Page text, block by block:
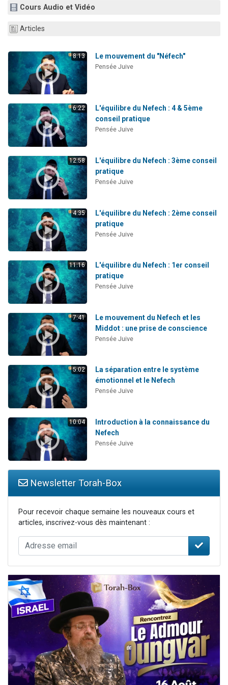
12 nouvelles musiques dans Torah-Box Music
Cours Audio et Vidéo
Articles
8:13 Le mouvement du "Néfech"
Pensée Juive
6:22
L'équilibre du Nefech : 4 & 5ème
conseil pratique
Pensée Juive
12:58
L'équilibre du Nefech : 3ème conseil
pratique
Pensée Juive
4:35
L'équilibre du Nefech : 2ème conseil
pratique
Pensée Juive
11:16
L'équilibre du Nefech : 1er conseil
pratique
Pensée Juive
7:41
Le mouvement du Nefech et les
Middot : une prise de conscience
Pensée Juive
5:02
La séparation entre le système
émotionnel et le Nefech
Pensée Juive
10:04
Introduction à la connaissance du
Nefech
Pensée Juive
Newsletter Torah-Box
Pour recevoir chaque semaine les nouveaux cours et
articles, inscrivez-vous dès maintenant :